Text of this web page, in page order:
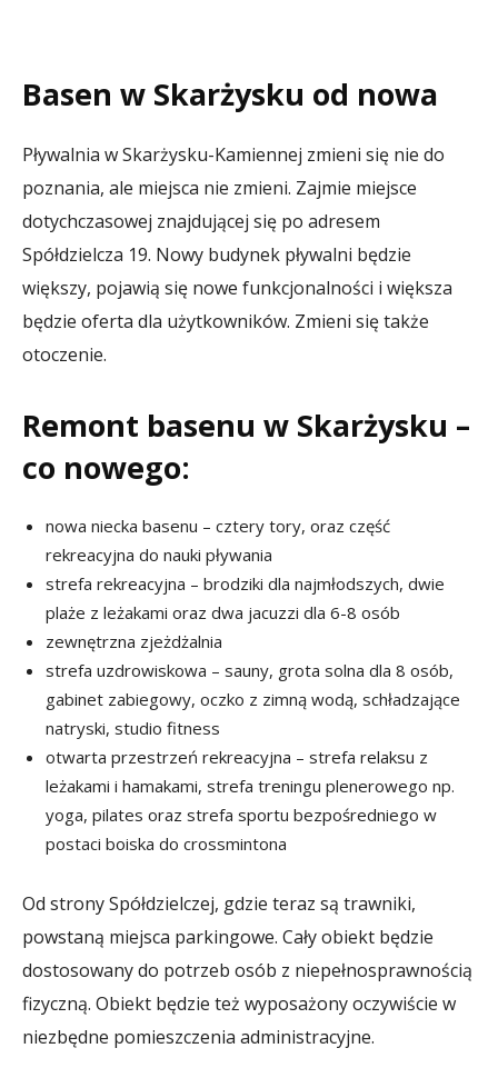
Basen w Skarżysku od nowa
Pływalnia w Skarżysku-Kamiennej zmieni się nie do
poznania, ale miejsca nie zmieni. Zajmie miejsce
dotychczasowej znajdującej się po adresem
Spółdzielcza 19. Nowy budynek pływalni będzie
większy, pojawią się nowe funkcjonalności i większa
będzie oferta dla użytkowników. Zmieni się także
otoczenie.
Remont basenu w Skarżysku –
co nowego:
nowa niecka basenu – cztery tory, oraz część
rekreacyjna do nauki pływania
strefa rekreacyjna – brodziki dla najmłodszych, dwie
plaże z leżakami oraz dwa jacuzzi dla 6-8 osób
zewnętrzna zjeżdżalnia
strefa uzdrowiskowa – sauny, grota solna dla 8 osób,
gabinet zabiegowy, oczko z zimną wodą, schładzające
natryski, studio fitness
otwarta przestrzeń rekreacyjna – strefa relaksu z
leżakami i hamakami, strefa treningu plenerowego np.
yoga, pilates oraz strefa sportu bezpośredniego w
postaci boiska do crossmintona
Od strony Spółdzielczej, gdzie teraz są trawniki,
powstaną miejsca parkingowe. Cały obiekt będzie
dostosowany do potrzeb osób z niepełnosprawnością
fizyczną. Obiekt będzie też wyposażony oczywiście w
niezbędne pomieszczenia administracyjne.